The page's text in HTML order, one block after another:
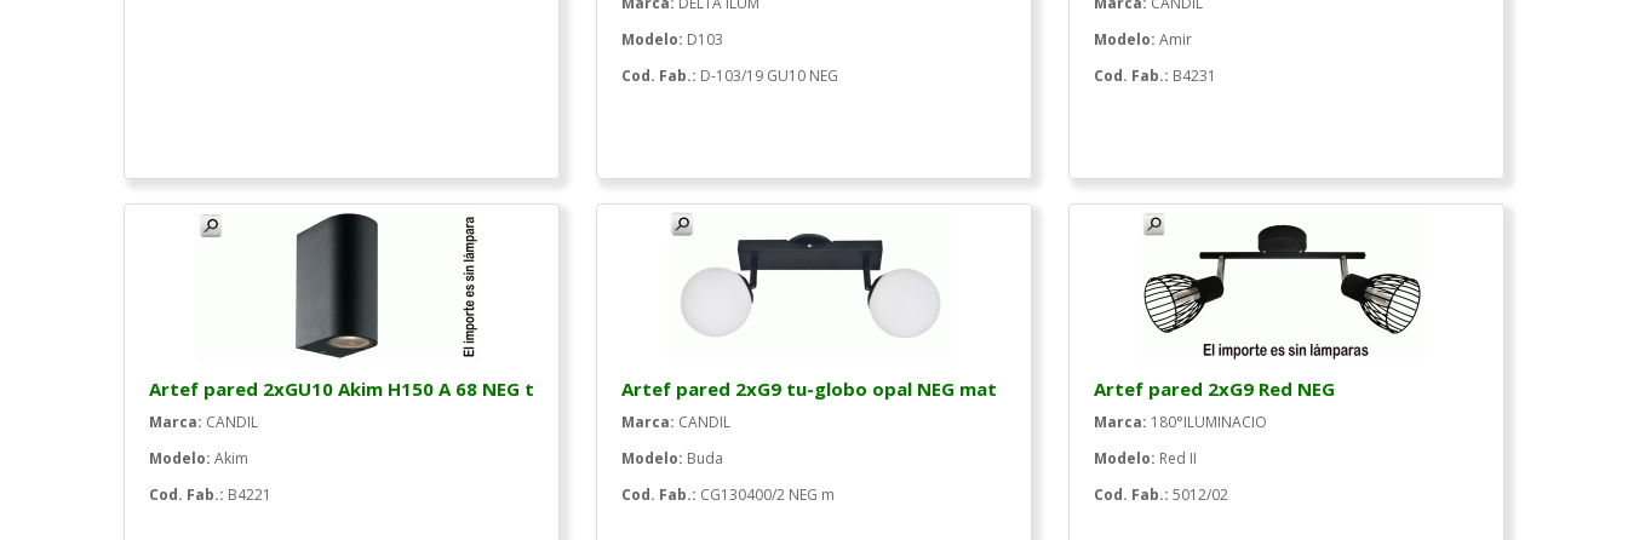
Modelo: D103
Cod. Fab.: D-103/19 GU10 NEG
Modelo: Amir
Cod. Fab.: B4231
Artef pared 2xGU10 Akim H150 A 68 NEG t
Marca: CANDIL
Modelo: Akim
Cod. Fab.: B4221
Artef pared 2xG9 tu-globo opal NEG mat
Marca: CANDIL
Modelo: Buda
Cod. Fab.: CG130400/2 NEG m
Artef pared 2xG9 Red NEG
Marca: 180°ILUMINACIO
Modelo: Red II
Cod. Fab.: 5012/02